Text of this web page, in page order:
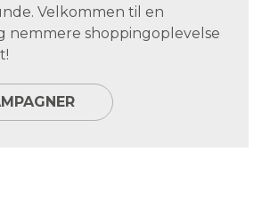
Velkommen til en
nemmere shoppingoplevelse